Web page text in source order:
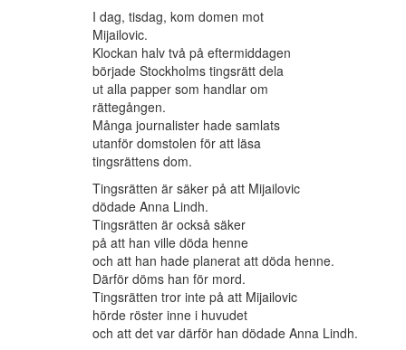
I dag, tisdag, kom domen mot
Mijailovic.
Klockan halv två på eftermiddagen
började Stockholms tingsrätt dela
ut alla papper som handlar om
rättegången.
Många journalister hade samlats
utanför domstolen för att läsa
tingsrättens dom.
Tingsrätten är säker på att Mijailovic
dödade Anna Lindh.
Tingsrätten är också säker
på att han ville döda henne
och att han hade planerat att döda henne.
Därför döms han för mord.
Tingsrätten tror inte på att Mijailovic
hörde röster inne i huvudet
och att det var därför han dödade Anna Lindh.